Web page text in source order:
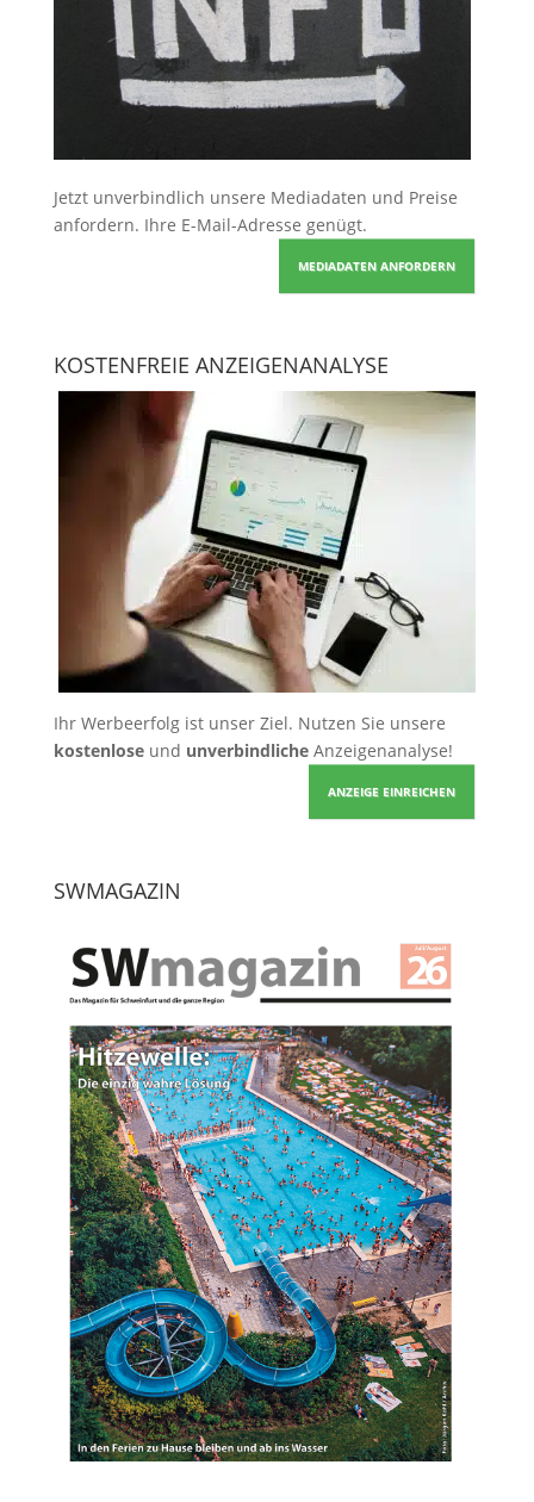
Jetzt unverbindlich unsere Mediadaten und Preise
anfordern. Ihre E-Mail-Adresse genügt.
MEDIADATEN ANFORDERN
KOSTENFREIE ANZEIGENANALYSE
Ihr Werbeerfolg ist unser Ziel. Nutzen Sie unsere
kostenloseund unverbindlicheAnzeigenanalyse!
ANZEIGE EINREICHEN
SWMAGAZIN